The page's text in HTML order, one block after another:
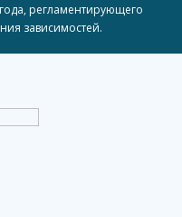
регламентирующего
зависимостей.